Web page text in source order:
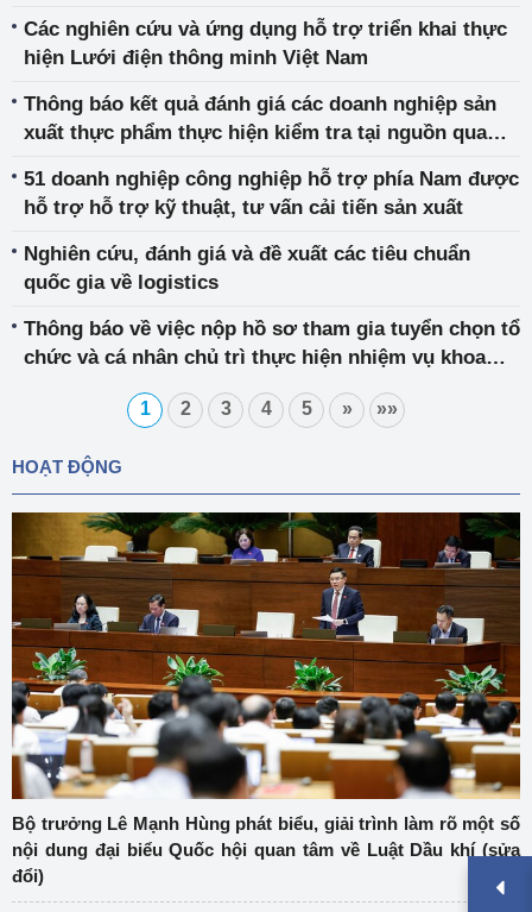
Các nghiên cứu và ứng dụng hỗ trợ triển khai thực
hiện Lưới điện thông minh Việt Nam
Thông báo kết quả đánh giá các doanh nghiệp sản
xuất thực phẩm thực hiện kiểm tra tại nguồn qua
51 doanh nghiệp công nghiệp hỗ trợ phía Nam được
hỗ trợ hỗ trợ kỹ thuật, tư vấn cải tiến sản xuất
Nghiên cứu, đánh giá và đề xuất các tiêu chuẩn
quốc gia về logistics
Thông báo về việc nộp hồ sơ tham gia tuyển chọn tổ
chức và cá nhân chủ trì thực hiện nhiệm vụ khoa
1 2 3 4 5 » »»
HOẠT ĐỘNG
Bộ trưởng Lê Mạnh Hùng phát biểu, giải trình làm rõ một số
nội dung đại biểu Quốc hội quan tâm về Luật Dầu khí (sửa
đổi)